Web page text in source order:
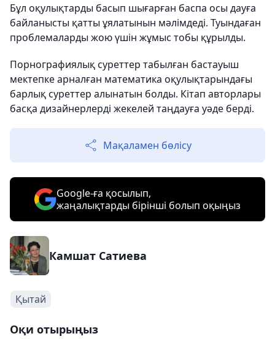
Бұл оқулықтарды басып шығарған баспа осы дауға
байланысты қатты ұялатынын мәлімдеді. Туындаған
проблемаларды жою үшін жұмыс тобы құрылды.
Порнографиялық суреттер табылған бастауыш
мектепке арналған математика оқулықтарындағы
барлық суреттер алынатын болды. Кітап авторлары
басқа дизайнерлерді жекелей таңдауға уәде берді.
Мақаламен бөлісу
Google-ға қосылып,
жаңалықтарды бірінші болып оқыңыз
Камшат Сатиева
Қытай
Оқи отырыңыз